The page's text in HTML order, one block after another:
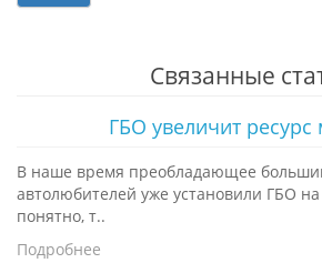
Связанные
ГБО увеличит ресурс
В наше время преобладающее
автолюбителей уже установили ГБО
понятно, т..
Подробнее